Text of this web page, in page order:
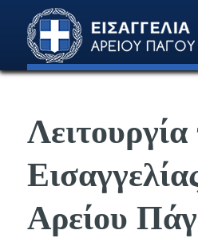
Λειτουργία
Αρείου